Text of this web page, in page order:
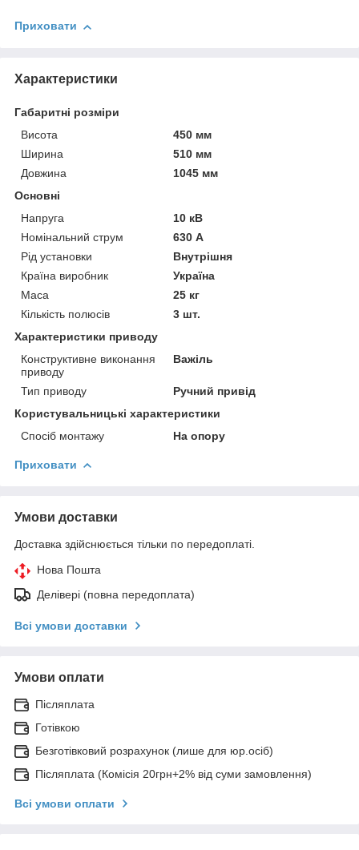
Приховати
Характеристики
Габаритні розміри
Висота
450 мм
Ширина
510 мм
Довжина
1045 мм
Основні
Напруга
10 кВ
Номінальний струм
630 А
Рід установки
Внутрішня
Країна виробник
Україна
Маса
25 кг
Кількість полюсів
3 шт.
Характеристики приводу
Конструктивне виконання
приводу
Важіль
Тип приводу
Ручний привід
Користувальницькі характеристики
Спосіб монтажу
На опору
Приховати
Умови доставки
Доставка здійснюється тільки по передоплаті.
Нова Пошта
Делівері (повна передоплата)
Всі умови доставки
Умови оплати
Післяплата
Готівкою
Безготівковий розрахунок (лише для юр.осіб)
Післяплата (Комісія 20грн+2% від суми замовлення)
Всі умови оплати